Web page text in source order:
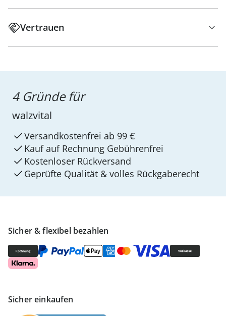
Vertrauen
Sicher & flexibel bezahlen
Sicher einkaufen
4 Gründe für
walzvital
Versandkostenfrei ab 99 €
Kauf auf Rechnung Gebührenfrei
Kostenloser Rückversand
Geprüfte Qualität & volles Rückgaberecht